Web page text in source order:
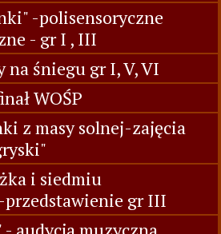
-polisensoryczne
- gr I , III
na śniegu gr I, V, VI
WOŚP
z masy solnej-zajęcia
i siedmiu
gr III